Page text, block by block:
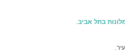
בתל אביב.